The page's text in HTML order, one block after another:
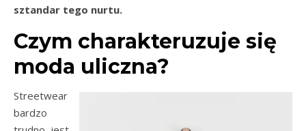
sztandar tego nurtu.
Czym charakteruzuje się
moda uliczna?
Streetwear
bardzo